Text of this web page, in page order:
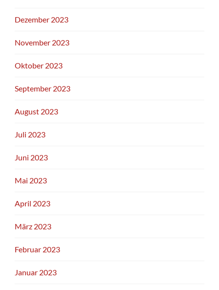
Dezember 2023
November 2023
Oktober 2023
September 2023
August 2023
Juli 2023
Juni 2023
Mai 2023
April 2023
März 2023
Februar 2023
Januar 2023